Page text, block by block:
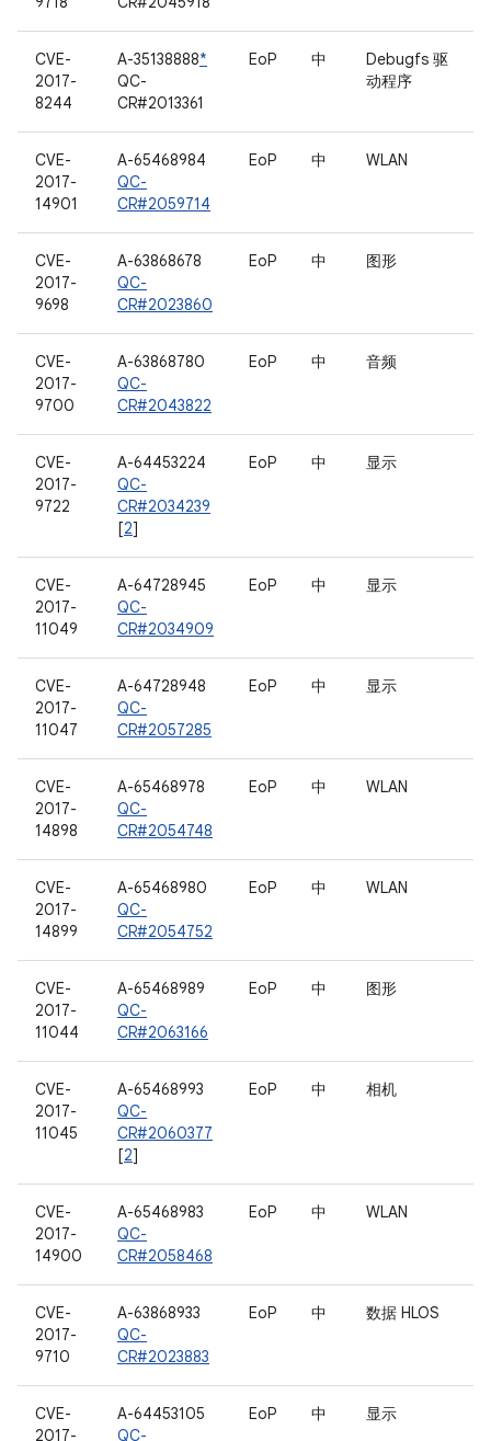
CVE-
2017-
8244
A-35138888*
QC-
CR#2013361
EoP 中
Debugfs 驱
动程序
CVE-
2017-
14901
A-65468984
QC-
CR#2059714
EoP 中 WLAN
CVE-
2017-
9698
A-63868678
QC-
CR#2023860
EoP 中 图形
CVE-
2017-
9700
A-63868780
QC-
CR#2043822
EoP 中 音频
CVE-
2017-
9722
A-64453224
QC-
CR#2034239
[2]
EoP 中 显示
CVE-
2017-
11049
A-64728945
QC-
CR#2034909
EoP 中 显示
CVE-
2017-
11047
A-64728948
QC-
CR#2057285
EoP 中 显示
CVE-
2017-
14898
A-65468978
QC-
CR#2054748
EoP 中 WLAN
CVE-
2017-
14899
A-65468980
QC-
CR#2054752
EoP 中 WLAN
CVE-
2017-
11044
A-65468989
QC-
CR#2063166
EoP 中 图形
CVE-
2017-
11045
A-65468993
QC-
CR#2060377
[2]
EoP 中 相机
CVE-
2017-
14900
A-65468983
QC-
CR#2058468
EoP 中 WLAN
CVE-
2017-
9710
A-63868933
QC-
CR#2023883
EoP 中 数据 HLOS
CVE-
2017-
A-64453105
QC-
EoP 中 显示